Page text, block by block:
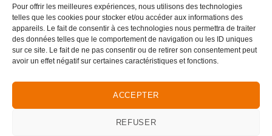
Pour offrir les meilleures expériences, nous utilisons des technologies
telles que les cookies pour stocker et/ou accéder aux informations des
appareils. Le fait de consentir à ces technologies nous permettra de traiter
des données telles que le comportement de navigation ou les ID uniques
sur ce site. Le fait de ne pas consentir ou de retirer son consentement peut
avoir un effet négatif sur certaines caractéristiques et fonctions.
ACCEPTER
REFUSER